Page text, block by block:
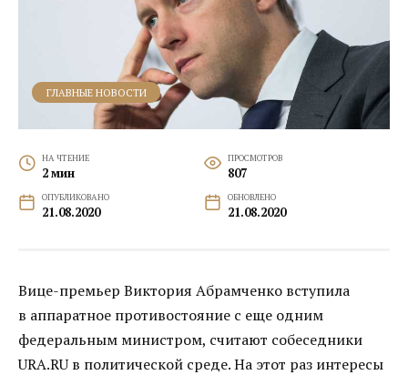
ГЛАВНЫЕ НОВОСТИ
НА ЧТЕНИЕ
2 мин
ПРОСМОТРОВ
807
ОПУБЛИКОВАНО
21.08.2020
ОБНОВЛЕНО
21.08.2020
Вице-премьер Виктория Абрамченко вступила
в аппаратное противостояние с еще одним
федеральным министром, считают собеседники
URA.RU в политической среде. На этот раз интересы